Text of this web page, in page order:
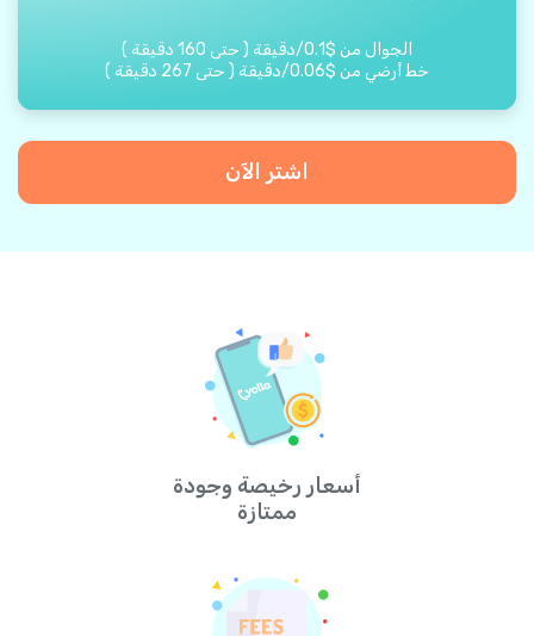
الجوال من $
0.1
/دقيقة ( حتى 160 دقيقة )
خط أرضي من $
0.06
/دقيقة ( حتى 267 دقيقة )
اشتر الآن
أسعار رخيصة وجودة
ممتازة